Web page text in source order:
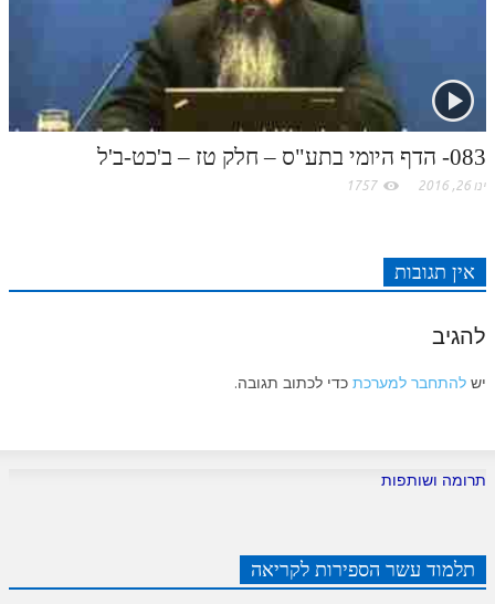
דף היומי בזוהר הקדוש
083- הדף היומי בתע"ס – חלק טז – ב'כט-ב'ל
ינו 26, 2016 1757
אין תגובות
להגיב
יש להתחבר למערכת כדי לכתוב תגובה.
תרומה ושותפות
תלמוד עשר הספירות לקריאה